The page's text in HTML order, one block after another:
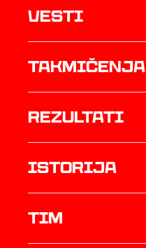
Vesti
Takmičenja
rezultati
istorija
TIM